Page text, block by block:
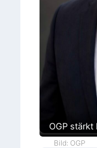
OGP stärkt
Bild: OGP